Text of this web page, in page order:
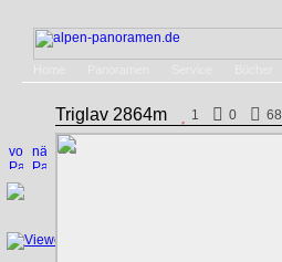
Triglav 2864m 1 0